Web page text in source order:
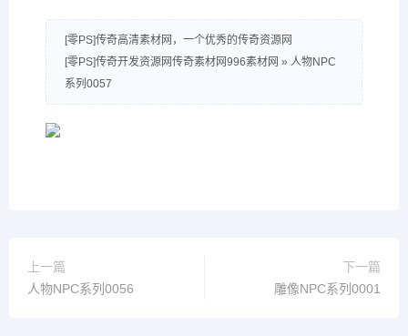
[零PS]传奇高清素材网，一个优秀的传奇资源网
[零PS]传奇开发资源网传奇素材网996素材网 » 人物NPC
系列0057
上一篇
人物NPC系列0056
下一篇
雕像NPC系列0001